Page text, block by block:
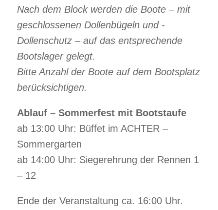
Nach dem Block werden die Boote – mit
geschlossenen Dollenbügeln und -
Dollenschutz – auf das entsprechende
Bootslager gelegt.
Bitte Anzahl der Boote auf dem Bootsplatz
berücksichtigen.
Ablauf – Sommerfest mit Bootstaufe
ab 13:00 Uhr: Büffet im ACHTER –
Sommergarten
ab 14:00 Uhr: Siegerehrung der Rennen 1
– 12
Ende der Veranstaltung ca. 16:00 Uhr.